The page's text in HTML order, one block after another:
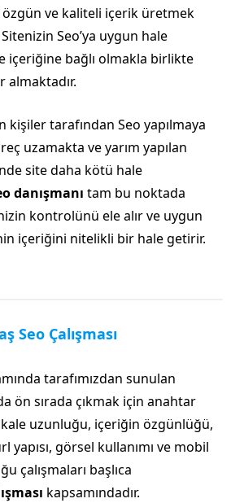
özgün ve kaliteli içerik üretmek
Seo’ya uygun hale
içeriğine bağlı olmakla birlikte
almaktadır.
kişiler tarafından Seo yapılmaya
uzamakta ve yarım yapılan
site daha kötü hale
danışmanı tam bu noktada
kontrolünü ele alır ve uygun
içeriğini nitelikli bir hale getirir.
Seo Çalışması
tarafımızdan sunulan
ön sırada çıkmak için anahtar
uzunluğu, içeriğin özgünlüğü,
yapısı, görsel kullanımı ve mobil
çalışmaları başlıca
kapsamındadır.